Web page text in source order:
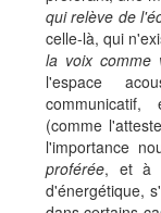
qui relève de
celle-là, qui
la voix comme
l'espace
communicatif,
(comme
l'importance
proférée, et à
d'énergétique,